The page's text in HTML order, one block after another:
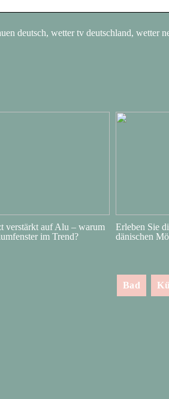
deutsch, wetter tv deutschland, wetter
verstärkt auf Alu – warum
im Trend?
Erleben Sie
dänischen
Bad